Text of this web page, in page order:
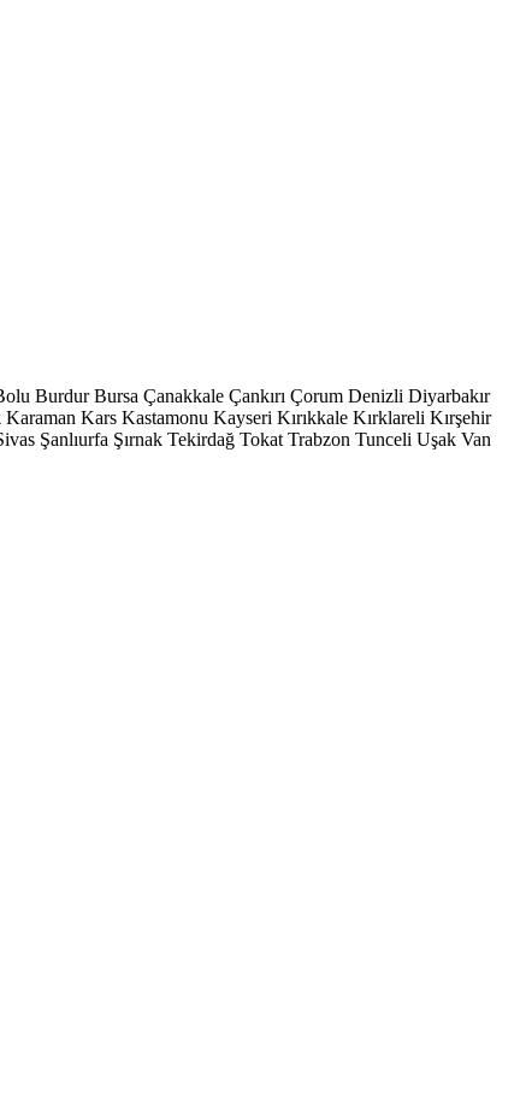
Burdur Bursa Çanakkale Çankırı Çorum Denizli Diyarbakır
Karaman Kars Kastamonu Kayseri Kırıkkale Kırklareli Kırşehir
Şanlıurfa Şırnak Tekirdağ Tokat Trabzon Tunceli Uşak Van